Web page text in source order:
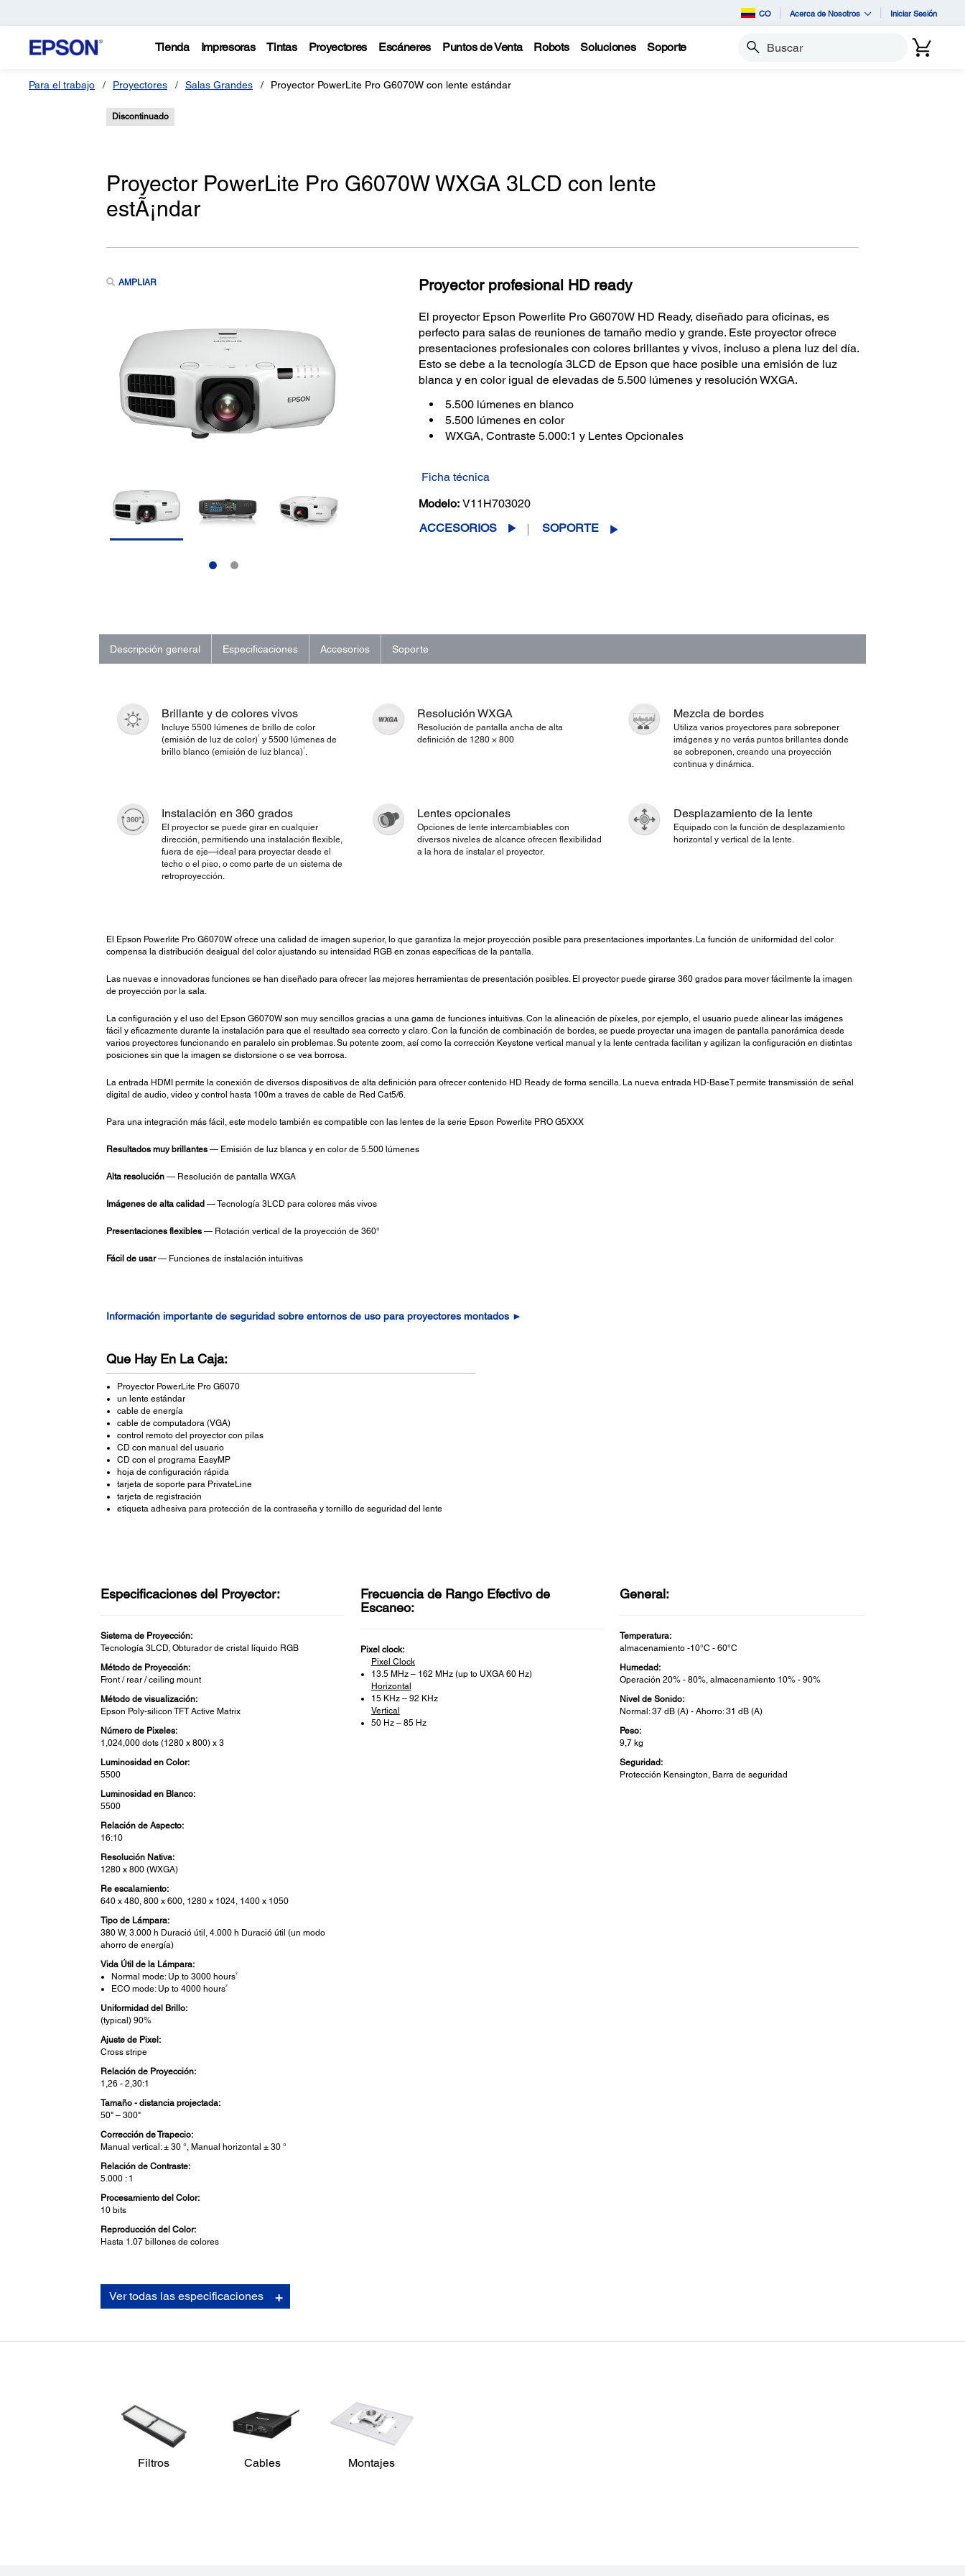
CO Acerca de Nosotros Iniciar Sesión
Tienda Impresoras Tintas Proyectores Escáneres Puntos de Venta Robots Soluciones Soporte Buscar
Para el trabajo Proyectores Salas Grandes Proyector PowerLite Pro G6070W con lente estándar
Discontinuado
Proyector PowerLite Pro G6070W WXGA 3LCD con lente
estÃ¡ndar
AMPLIAR Proyector profesional HD ready
El proyector Epson Powerlite Pro G6070W HD Ready, diseñado para oficinas, es
perfecto para salas de reuniones de tamaño medio y grande. Este proyector ofrece
presentaciones profesionales con colores brillantes y vivos, incluso a plena luz del día.
Esto se debe a la tecnología 3LCD de Epson que hace posible una emisión de luz
blanca y en color igual de elevadas de 5.500 lúmenes y resolución WXGA.
5.500 lúmenes en blanco
5.500 lúmenes en color
WXGA, Contraste 5.000:1 y Lentes Opcionales
Ficha técnica
Modelo: V11H703020
ACCESORIOS
SOPORTE
Descripción general Especificaciones Accesorios Soporte
Brillante y de colores vivos
Incluye 5500 lúmenes de brillo de color
(emisión de luz de color)1
y 5500 lúmenes de
brillo blanco (emisión de luz blanca)1
Resolución WXGA
Resolución de pantalla ancha de alta
definición de 1280 × 800
Mezcla de bordes
Utiliza varios proyectores para sobreponer
imágenes y no verás puntos brillantes donde
se sobreponen, creando una proyección
continua y dinámica.
Instalación en 360 grados
El proyector se puede girar en cualquier
dirección, permitiendo una instalación flexible,
fuera de eje—ideal para proyectar desde el
techo o el piso, o como parte de un sistema de
retroproyección.
Lentes opcionales
Opciones de lente intercambiables con
diversos niveles de alcance ofrecen flexibilidad
a la hora de instalar el proyector.
Desplazamiento de la lente
Equipado con la función de desplazamiento
horizontal y vertical de la lente.
El Epson Powerlite Pro G6070W ofrece una calidad de imagen superior, lo que garantiza la mejor proyección posible para presentaciones importantes. La función de uniformidad del color
compensa la distribución desigual del color ajustando su intensidad RGB en zonas específicas de la pantalla.
Las nuevas e innovadoras funciones se han diseñado para ofrecer las mejores herramientas de presentación posibles. El proyector puede girarse 360 grados para mover fácilmente la imagen
de proyección por la sala.
La configuración y el uso del Epson G6070W son muy sencillos gracias a una gama de funciones intuitivas. Con la alineación de píxeles, por ejemplo, el usuario puede alinear las imágenes
fácil y eficazmente durante la instalación para que el resultado sea correcto y claro. Con la función de combinación de bordes, se puede proyectar una imagen de pantalla panorámica desde
varios proyectores funcionando en paralelo sin problemas. Su potente zoom, así como la corrección Keystone vertical manual y la lente centrada facilitan y agilizan la configuración en distintas
posiciones sin que la imagen se distorsione o se vea borrosa.
La entrada HDMI permite la conexión de diversos dispositivos de alta definición para ofrecer contenido HD Ready de forma sencilla. La nueva entrada HD-BaseT permite transmissión de señal
digital de audio, video y control hasta 100m a traves de cable de Red Cat5/6.
Para una integración más fácil, este modelo también es compatible con las lentes de la serie Epson Powerlite PRO G5XXX
Resultados muy brillantes— Emisión de luz blanca y en color de 5.500 lúmenes
Alta resolución— Resolución de pantalla WXGA
Imágenes de alta calidad — Tecnología 3LCD para colores más vivos
Presentaciones flexibles— Rotación vertical de la proyección de 360°
Fácil de usar— Funciones de instalación intuitivas
Información importante de seguridad sobre entornos de uso para proyectores montados ►
Que Hay En La Caja:
Proyector PowerLite Pro G6070
un lente estándar
cable de energía
cable de computadora (VGA)
control remoto del proyector con pilas
CD con manual del usuario
CD con el programa EasyMP
hoja de configuración rápida
tarjeta de soporte para PrivateLine
tarjeta de registración
etiqueta adhesiva para protección de la contraseña y tornillo de seguridad del lente
Especificaciones del Proyector:
Sistema de Proyección:
Tecnología 3LCD, Obturador de cristal líquido RGB
Método de Proyección:
Front / rear / ceiling mount
Método de visualización:
Epson Poly-silicon TFT Active Matrix
Número de Pixeles:
1,024,000 dots (1280 x 800) x 3
Luminosidad en Color:
5500
Luminosidad en Blanco:
5500
Relación de Aspecto:
16:10
Resolución Nativa:
1280 x 800 (WXGA)
Re escalamiento:
640 x 480, 800 x 600, 1280 x 1024, 1400 x 1050
Tipo de Lámpara:
380 W, 3.000 h Duració útil, 4.000 h Duració útil (un modo
ahorro de energía)
Vida Útil de la Lámpara:
Normal mode: Up to 3000 hours2
ECO mode: Up to 4000 hours2
Uniformidad del Brillo:
(typical) 90%
Ajuste de Pixel:
Cross stripe
Relación de Proyección:
1,26 - 2,30:1
Tamaño - distancia projectada:
50" – 300"
Corrección de Trapecio:
Manual vertical: ± 30 °, Manual horizontal ± 30 °
Relación de Contraste:
5.000 : 1
Procesamiento del Color:
10 bits
Reproducción del Color:
Hasta 1.07 billones de colores
Frecuencia de Rango Efectivo de
Escaneo:
Pixel clock:
Pixel Clock
13.5 MHz – 162 MHz (up to UXGA 60 Hz)
Horizontal
15 KHz – 92 KHz
Vertical
50 Hz – 85 Hz
General:
Temperatura:
almacenamiento -10°C - 60°C
Humedad:
Operación 20% - 80%, almacenamiento 10% - 90%
Nivel de Sonido:
Normal: 37 dB (A) - Ahorro: 31 dB (A)
Peso:
9,7 kg
Seguridad:
Protección Kensington, Barra de seguridad
1 - 1,8 : 1
Desplazamiento del Lente:
Manual - Vertical ± 67 %, horizontal ± 30 %
(depends on observation of the multi-burst pattern)
NTSC / NTSC4.43 / PAL / M-PAL / N-PAL / PAL60 / SECAM
480i / 576i / 480p / 576p / 720p / 1080i / 1080p
Pixel works: video chip
3D Y/C separation, noise reduction motion compensated
Ver todas las especificaciones
Filtros Cables Montajes